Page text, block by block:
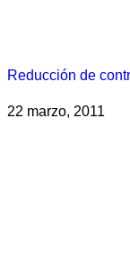
Reducción de
22 marzo, 2011